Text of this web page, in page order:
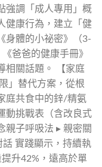
強調「成人專用」概
健康行為，建立「健
身體的小祕密》（3-
爸爸的健康手冊》
相關話題。 【家庭
」替代方案，從根
庭共食中的鋅/精氨
動挑戰表（含改良式
親子呼吸法 ▸ 親密關
實踐顯示，持續執
升42%，遠高於單